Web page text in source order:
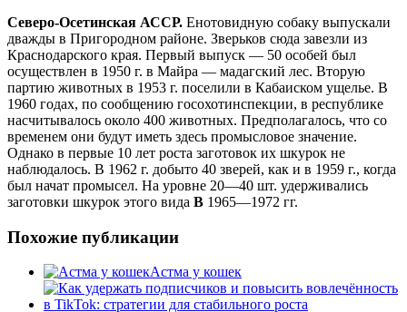
Северо-Осетинская АССР. Енотовидную собаку выпускали
дважды в Пригородном районе. Зверьков сюда завезли из
Краснодарского края. Первый выпуск — 50 особей был
осуществлен в 1950 г. в Майра — мадагский лес. Вторую
партию животных в 1953 г. поселили в Кабаиском ущелье. В
1960 годах, по сообщению госохотинспекции, в республике
насчитывалось около 400 животных. Предполагалось, что со
временем они будут иметь здесь промысловое значение.
Однако в первые 10 лет роста заготовок их шкурок не
наблюдалось. В 1962 г. добыто 40 зверей, как и в 1959 г., когда
был начат промысел. На уровне 20—40 шт. удерживались
заготовки шкурок этого вида В 1965—1972 гг.
Похожие публикации
Астма у кошек